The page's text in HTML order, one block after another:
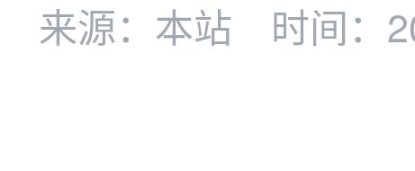
来源：本站 时间：